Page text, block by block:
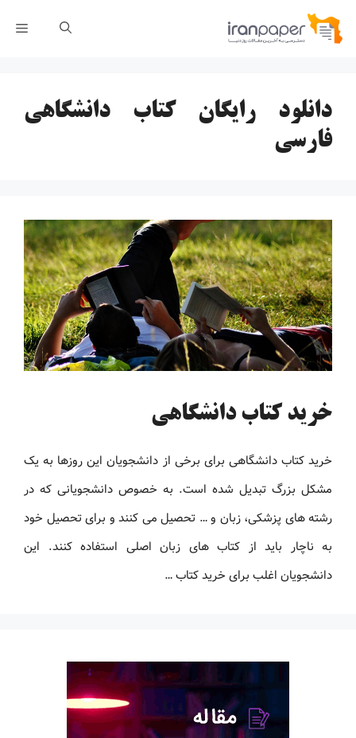
پرش
دانلود رایگان کتاب دانشگاهی
فارسی
خرید کتاب دانشگاهی
خرید کتاب دانشگاهی برای برخی از دانشجویان این روزها به یک
مشکل بزرگ تبدیل شده است. به خصوص دانشجویانی که در
رشته های پزشکی، زبان و … تحصیل می کنند و برای تحصیل خود
به ناچار باید از کتاب های زبان اصلی استفاده کنند. این
دانشجویان اغلب برای خرید کتاب …